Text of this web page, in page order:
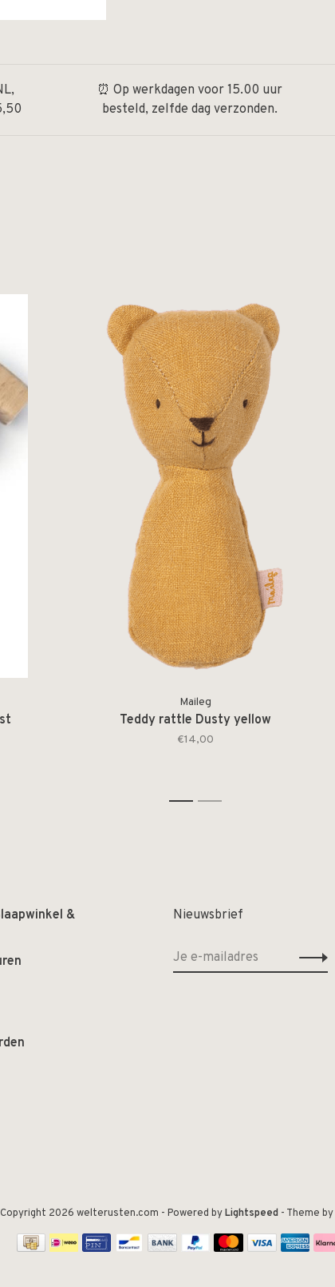
⏰ Op werkdagen voor 15.00 uur
besteld, zelfde dag verzonden.
Maileg
Teddy rattle Dusty yellow
€14,00
1 2
&
Nieuwsbrief
2026 welterusten.com - Powered byLightspeed- Theme by